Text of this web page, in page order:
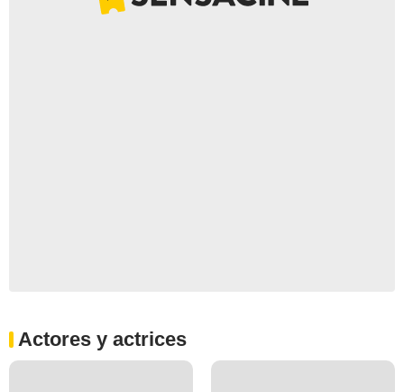
Actores y actrices